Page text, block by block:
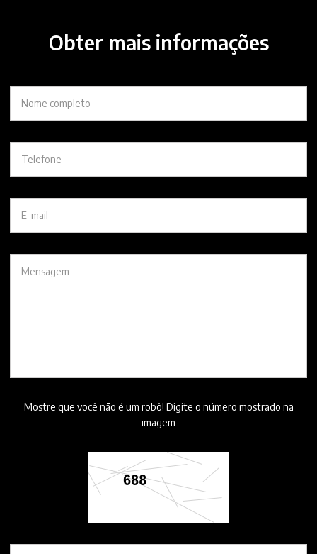
Obter mais informações
Mostre que você não é um robô! Digite o número mostrado na
imagem